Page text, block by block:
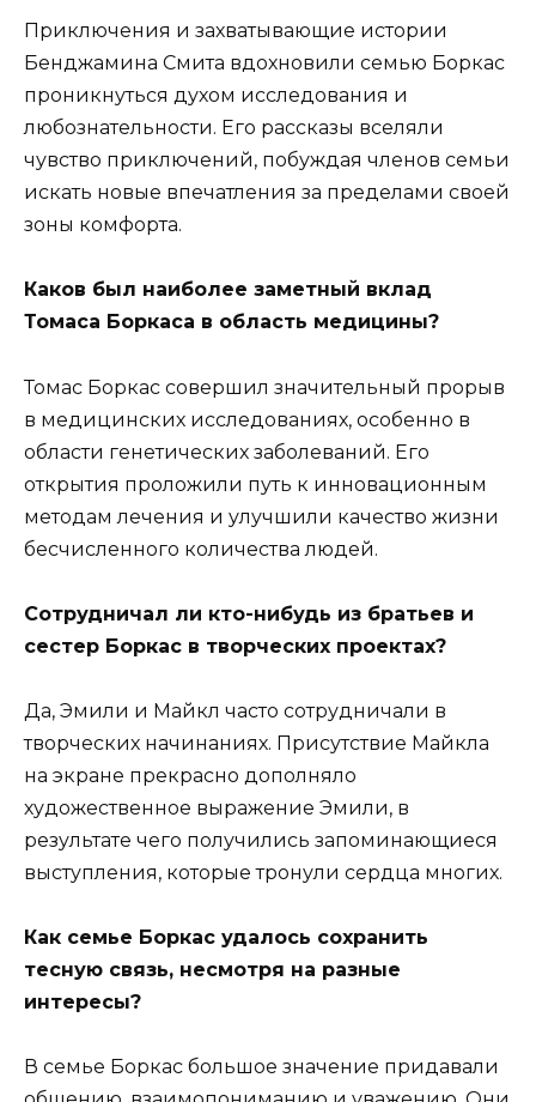
Приключения и захватывающие истории
Бенджамина Смита вдохновили семью Боркас
проникнуться духом исследования и
любознательности. Его рассказы вселяли
чувство приключений, побуждая членов семьи
искать новые впечатления за пределами своей
зоны комфорта.
Каков был наиболее заметный вклад
Томаса Боркаса в область медицины?
Томас Боркас совершил значительный прорыв
в медицинских исследованиях, особенно в
области генетических заболеваний. Его
открытия проложили путь к инновационным
методам лечения и улучшили качество жизни
бесчисленного количества людей.
Сотрудничал ли кто-нибудь из братьев и
сестер Боркас в творческих проектах?
Да, Эмили и Майкл часто сотрудничали в
творческих начинаниях. Присутствие Майкла
на экране прекрасно дополняло
художественное выражение Эмили, в
результате чего получились запоминающиеся
выступления, которые тронули сердца многих.
Как семье Боркас удалось сохранить
тесную связь, несмотря на разные
интересы?
В семье Боркас большое значение придавали